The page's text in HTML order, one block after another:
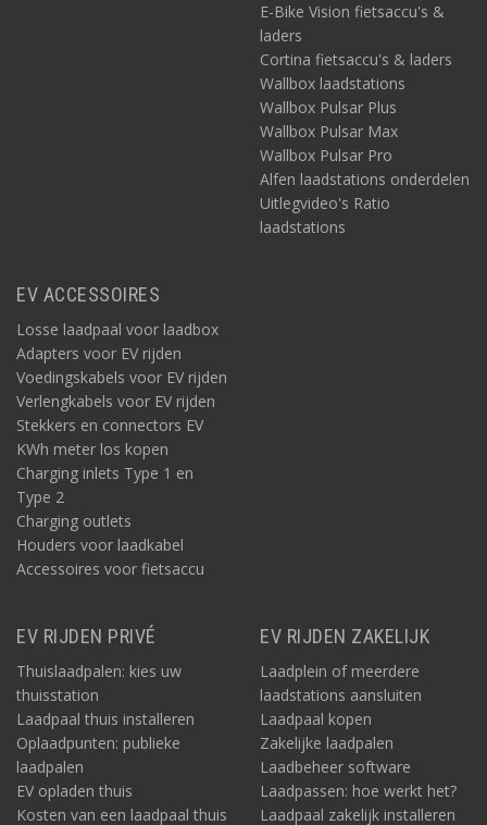
E-Bike Vision fietsaccu's &
laders
Cortina fietsaccu's & laders
Wallbox laadstations
Wallbox Pulsar Plus
Wallbox Pulsar Max
Wallbox Pulsar Pro
Alfen laadstations onderdelen
Uitlegvideo's Ratio
laadstations
EV ACCESSOIRES
Losse laadpaal voor laadbox
Adapters voor EV rijden
Voedingskabels voor EV rijden
Verlengkabels voor EV rijden
Stekkers en connectors EV
KWh meter los kopen
Charging inlets Type 1 en
Type 2
Charging outlets
Houders voor laadkabel
Accessoires voor fietsaccu
EV RIJDEN PRIVÉ
Thuislaadpalen: kies uw
thuisstation
Laadpaal thuis installeren
Oplaadpunten: publieke
laadpalen
EV opladen thuis
Kosten van een laadpaal thuis
EV RIJDEN ZAKELIJK
Laadplein of meerdere
laadstations aansluiten
Laadpaal kopen
Zakelijke laadpalen
Laadbeheer software
Laadpassen: hoe werkt het?
Laadpaal zakelijk installeren